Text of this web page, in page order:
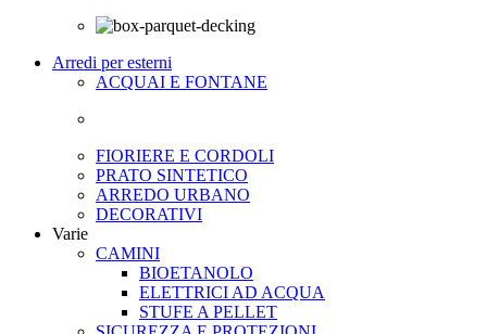
Arredi per esterni
ACQUAI E FONTANE
FIORIERE E CORDOLI
PRATO SINTETICO
ARREDO URBANO
DECORATIVI
Varie
CAMINI
BIOETANOLO
ELETTRICI AD ACQUA
STUFE A PELLET